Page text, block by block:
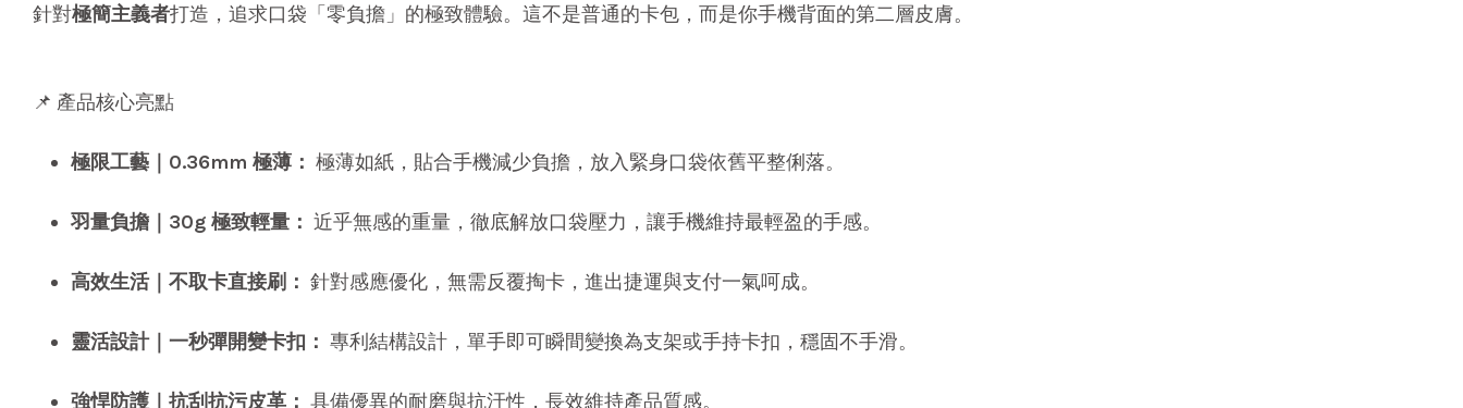
針對極簡主義者打造，追求口袋「零負擔」的極致體驗。這不是普通的卡包，而是你手機背面的第二層皮膚。
📌 產品核心亮點
極限工藝｜0.36mm 極薄： 極薄如紙，貼合手機減少負擔，放入緊身口袋依舊平整俐落。
羽量負擔｜30g 極致輕量： 近乎無感的重量，徹底解放口袋壓力，讓手機維持最輕盈的手感。
高效生活｜不取卡直接刷： 針對感應優化，無需反覆掏卡，進出捷運與支付一氣呵成。
靈活設計｜一秒彈開變卡扣： 專利結構設計，單手即可瞬間變換為支架或手持卡扣，穩固不手滑。
強悍防護｜抗刮抗污皮革： 具備優異的耐磨與抗汙性，長效維持產品質感。